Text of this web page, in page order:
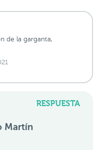
de la garganta,
RESPUESTA
Martín